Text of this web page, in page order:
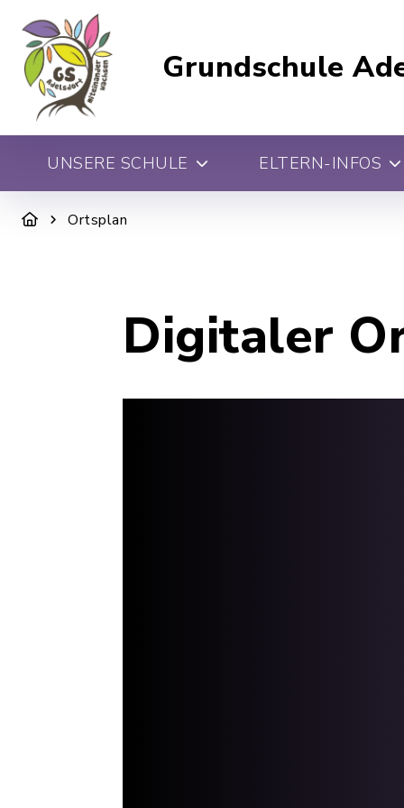
Grundschule
UNSERE SCHULE ELTERN-INFOS
Ortsplan
Digitaler